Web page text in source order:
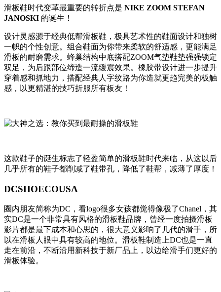
滑板鞋时代变革最重要的转折点是 NIKE ZOOM STEFAN
JANOSKI 的诞生！
设计灵感源于经典低帮滑板鞋，极具艺术性的鞋面设计和独树
一帜的个性创意。组合鞋面为你带来柔软的舒适感，更能满足
滑板的耐磨需求。蜂巢结构中底搭配ZOOM气垫鞋垫强强锁定
双足，为后跟部位缔造一流缓震效果。橡胶带设计进一步提升
穿着感和抓地力，搭配经典人字纹路为你造就更趋完美的板触
感，以更精湛的技巧折服所有板友！
这款鞋子的诞生标志了轻盈简单的滑板鞋时代来临，从这以后
几乎所有的鞋子都削减了鞋带孔，降低了鞋帮，减薄了厚度！
DCSHOECOUSA
圈内朋友简称为DC，看logo很多女孩都觉得像极了Chanel，其
实DC是一个非常具有风格的滑板鞋品牌，曾经一度拍摄滑板
影片都是最下成本和心思的，很大意义影响了几代的滑手，所
以在滑板人眼中具有较高的地位。滑板鞋制造上DC也是一直
走在前沿，不断沿用新科技于新厂品上，以边给滑手们更好的
滑板体验。